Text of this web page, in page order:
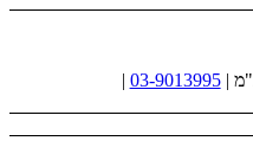
|
03-9013995
|